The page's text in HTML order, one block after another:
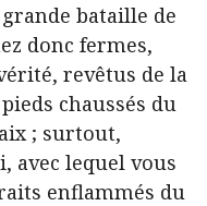
bataille de
donc fermes,
revêtus de la
chaussés du
; surtout,
avec lequel vous
enflammés du